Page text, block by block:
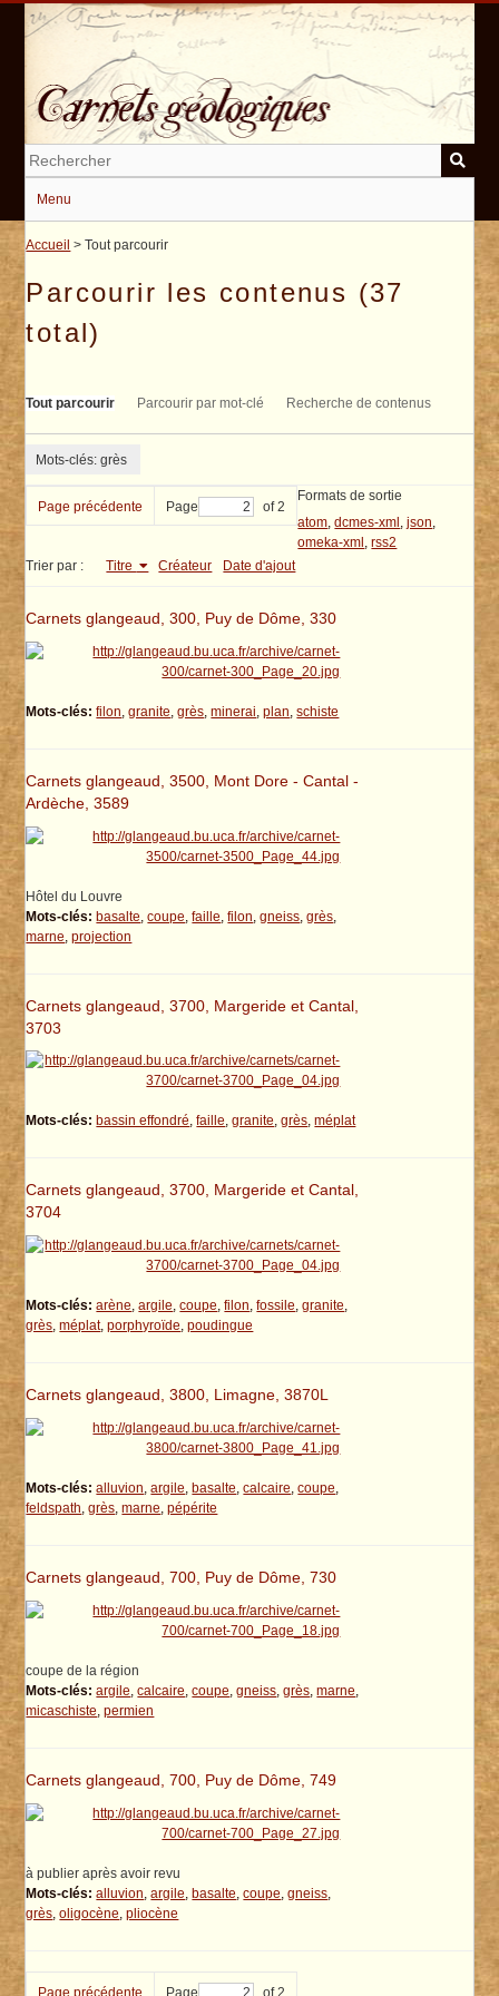
Passer
Menu
Accueil > Tout parcourir
Parcourir les contenus (37
total)
Tout parcourir Parcourir par mot-clé Recherche de contenus
Mots-clés: grès
Page précédente Page of 2
Trier par : Titre Créateur Date d'ajout
Carnets glangeaud, 300, Puy de Dôme, 330
Mots-clés: filon,granite,grès,minerai,plan,schiste
Carnets glangeaud, 3500, Mont Dore - Cantal -
Ardèche, 3589
Hôtel du Louvre
Mots-clés: basalte ,coupe ,faille ,filon ,gneiss ,grès
marne ,projection
Carnets glangeaud, 3700, Margeride et Cantal,
3703
Mots-clés: bassin effondré,faille,granite,grès,méplat
Carnets glangeaud, 3700, Margeride et Cantal,
3704
Mots-clés: arène,argile,coupe,filon,fossile,granite,
grès,méplat,porphyroïde,poudingue
Carnets glangeaud, 3800, Limagne, 3870L
Mots-clés: alluvion,argile, basalte,calcaire,coupe,
feldspath,grès,marne,pépérite
Carnets glangeaud, 700, Puy de Dôme, 730
coupe de la région
Mots-clés: argile,calcaire,coupe,gneiss,grès,marne,
micaschiste,permien
Carnets glangeaud, 700, Puy de Dôme, 749
à publier après avoir revu
Mots-clés: alluvion ,argile ,basalte ,coupe ,gneiss
grès ,oligocène ,pliocène
Page précédente Page of 2
Formats de sortie
atom,dcmes-xml ,json,
omeka-xml ,rss2